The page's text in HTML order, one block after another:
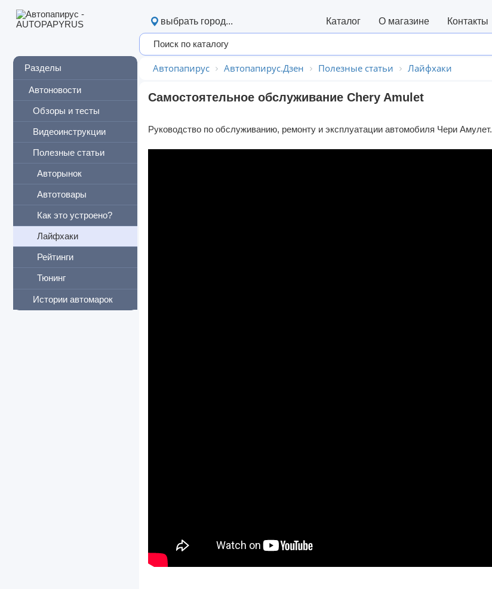
Разделы
Автоновости
Обзоры и тесты
Видеоинструкции
Полезные статьи
Авторынок
Автотовары
Как это устроено?
Лайфхаки
Рейтинги
Тюнинг
Истории автомарок
выбрать город... Каталог О магазине Контакты
Автопапирус Автопапирус.Дзен Полезные статьи Лайфхаки
Самостоятельное обслуживание Chery Amulet
Руководство по обслуживанию, ремонту и эксплуатации автомобиля Чери Амулет.